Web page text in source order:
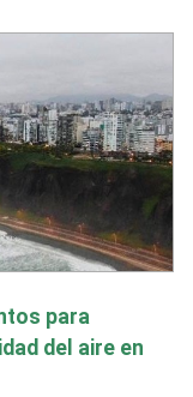
para
del aire en